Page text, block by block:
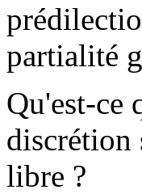
partialité
Qu'est-ce
discrétion
libre ?